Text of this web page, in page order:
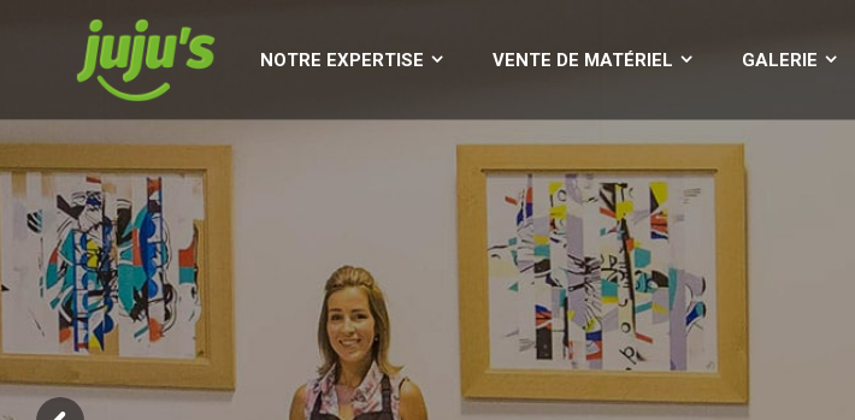
NOTRE EXPERTISE VENTE DE MATÉRIEL GALERIE
ACCUEIL
Animations